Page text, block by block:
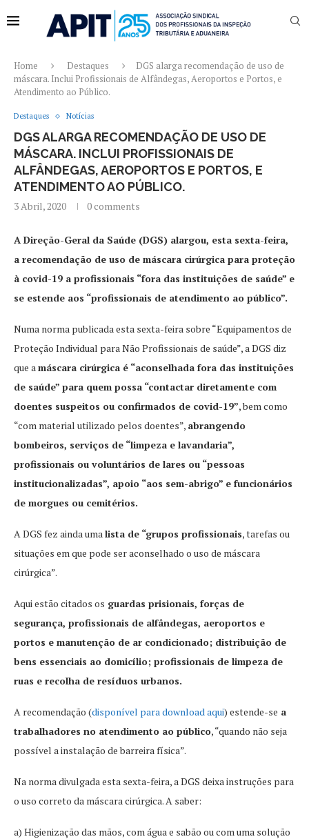
Home Destaques
DGS alarga recomendação de uso de
máscara. Inclui Profissionais de Alfândegas, Aeroportos e Portos, e
Atendimento ao Público.
Destaques Notícias
DGS ALARGA RECOMENDAÇÃO DE USO DE
MÁSCARA. INCLUI PROFISSIONAIS DE
ALFÂNDEGAS, AEROPORTOS E PORTOS, E
ATENDIMENTO AO PÚBLICO.
3 Abril, 2020 0 comments
A Direção-Geral da Saúde (DGS) alargou, esta sexta-feira,
a recomendação de uso de máscara cirúrgica para proteção
à covid-19 a profissionais “fora das instituições de saúde” e
se estende aos “profissionais de atendimento ao público”.
Numa norma publicada esta sexta-feira sobre “Equipamentos de
Proteção Individual para Não Profissionais de saúde”, a DGS diz
que amáscara cirúrgica é “aconselhada fora das instituições
de saúde” para quem possa “contactar diretamente com
doentes suspeitos ou confirmados de covid-19”, bem como
“com material utilizado pelos doentes”, abrangendo
bombeiros, serviços de “limpeza e lavandaria”,
profissionais ou voluntários de lares ou “pessoas
institucionalizadas”, apoio “aos sem-abrigo” e funcionários
de morgues ou cemitérios.
A DGS fez ainda umalista de “grupos profissionais, tarefas ou
situações em que pode ser aconselhado o uso de máscara
cirúrgica”.
Aqui estão citados os guardas prisionais, forças de
segurança, profissionais de alfândegas, aeroportos e
portos e manutenção de ar condicionado; distribuição de
bens essenciais ao domicílio; profissionais de limpeza de
ruas e recolha de resíduos urbanos.
A recomendação (disponível para download aqui) estende-se a
trabalhadores no atendimento ao público, “quando não seja
possível a instalação de barreira física”.
Na norma divulgada esta sexta-feira, a DGS deixa instruções para
o uso correto da máscara cirúrgica. A saber:
a) Higienização das mãos, com água e sabão ou com uma solução